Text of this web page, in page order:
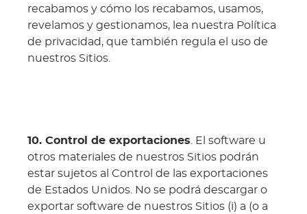
recabamos y cómo los recabamos, usamos,
revelamos y gestionamos, lea nuestra Política
de privacidad, que también regula el uso de
nuestros Sitios.
10. Control de exportaciones . El software u
otros materiales de nuestros Sitios podrán
estar sujetos al Control de las exportaciones
de Estados Unidos. No se podrá descargar o
exportar software de nuestros Sitios (i) a (o a